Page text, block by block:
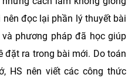
đọc lại phần lý thuyết bài
phương pháp đã học giúp
đặt ra trong bài mới. Do toán
HS nên viết các công thức